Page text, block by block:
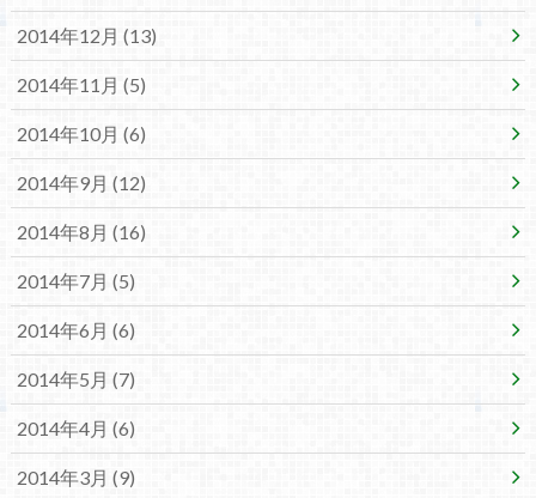
2014年12月 (13)
2014年11月 (5)
2014年10月 (6)
2014年9月 (12)
2014年8月 (16)
2014年7月 (5)
2014年6月 (6)
2014年5月 (7)
2014年4月 (6)
2014年3月 (9)